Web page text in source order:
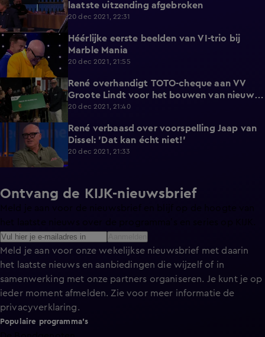
laatste uitzending afgebroken
20 dec 2021, 22:31
2:02
Héérlijke eerste beelden van VI-trio bij
Marble Mania
20 dec 2021, 21:55
2:08
René overhandigt TOTO-cheque aan VV
Groote Lindt voor het bouwen van nieuwe
kleedkamers
20 dec 2021, 21:40
René verbaasd over voorspelling Jaap van
Dissel: 'Dat kan écht niet!'
20 dec 2021, 21:33
Ontvang de KIJK-nieuwsbrief
Meld je aan voor de nieuwsbrief en blijf op de hoogte van
Meld je aan voor onze wekelijkse nieuwsbrief met daarin
het laatste nieuws en aanbiedingen die wijzelf of in
samenwerking met onze partners organiseren. Je kunt je op
ieder moment afmelden. Zie voor meer informatie de
privacyverklaring.
Populaire programma's